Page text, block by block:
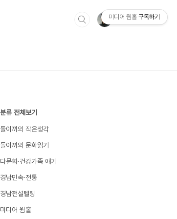
분류 전체보기
돌이끼의 작은생각
돌이끼의 문화읽기
다문화·건강가족 얘기
경남민속·전통
경남전설텔링
미디어 웜홀
미디어 웜홀 구독하기